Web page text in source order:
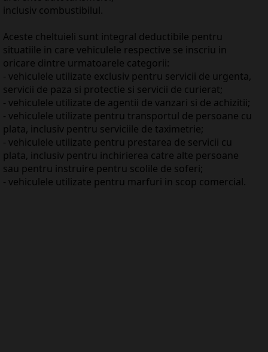
inclusiv combustibilul.
Aceste cheltuieli sunt integral deductibile pentru
situatiile in care vehiculele respective se inscriu in
oricare dintre urmatoarele categorii:
- vehiculele utilizate exclusiv pentru servicii de urgenta,
servicii de paza si protectie si servicii de curierat;
- vehiculele utilizate de agentii de vanzari si de achizitii;
- vehiculele utilizate pentru transportul de persoane cu
plata, inclusiv pentru serviciile de taximetrie;
- vehiculele utilizate pentru prestarea de servicii cu
plata, inclusiv pentru inchirierea catre alte persoane
sau pentru instruire pentru scolile de soferi;
- vehiculele utilizate pentru marfuri in scop comercial.